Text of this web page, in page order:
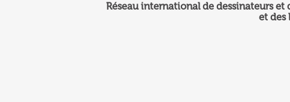
Réseau international de dessinateurs
et des